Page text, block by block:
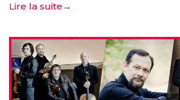
Lire la suite →